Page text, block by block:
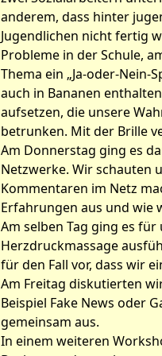
anderem, dass hinter
Jugendlichen nicht fertig
Probleme in der Schule,
Thema ein „Ja-oder-Nein-
auch in Bananen
aufsetzen, die unsere
betrunken. Mit der Brille
Am Donnerstag ging es
Netzwerke. Wir schauten
Kommentaren im Netz
Erfahrungen aus und wie
Am selben Tag ging es
Herzdruckmassage
für den Fall vor, dass wir
Am Freitag diskutierten
Beispiel Fake News oder
gemeinsam aus.
In einem weiteren